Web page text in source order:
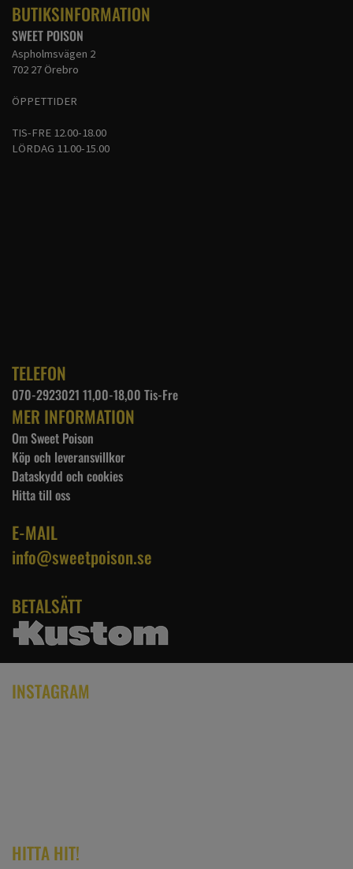
BUTIKSINFORMATION
SWEET POISON
Aspholmsvägen 2
702 27 Örebro
ÖPPETTIDER
TIS-FRE 12.00-18.00
LÖRDAG 11.00-15.00
TELEFON
070-2923021 11,00-18,00 Tis-Fre
MER INFORMATION
Om Sweet Poison
Köp och leveransvillkor
Dataskydd och cookies
Hitta till oss
E-MAIL
info@sweetpoison.se
BETALSÄTT
INSTAGRAM
HITTA HIT!